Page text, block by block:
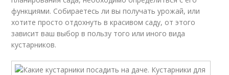
функциями. Собираетесь ли вы получать урожай, или
хотите просто отдохнуть в красивом саду, от этого
зависит ваш выбор в пользу того или иного вида
кустарников.